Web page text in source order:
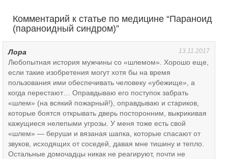
Комментарий к статье по медицине “Параноид
(параноидный синдром)”
Лора 13.11.2017
Любопытная история мужчины со «шлемом». Хорошо еще,
если такие изобретения могут хотя бы на время
пользования ими обеспечивать человеку «убежище», а
когда перестают… Оправдываю его поступок забрать
«шлем» (на всякий пожарный!), оправдываю и стариков,
которые боятся открывать дверь посторонним, выкрикивая
кажущиеся нелепыми угрозы. У меня тоже есть свой
«шлем» — беруши и вязаная шапка, которые спасают от
звуков, исходящих от соседей, давая мне тишину и тепло.
Остальные домочадцы никак не реагируют, почти не